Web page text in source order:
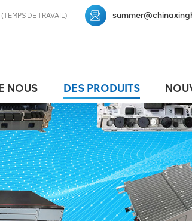
(TEMPS DE TRAVAIL)
NOUS DES PRODUITS